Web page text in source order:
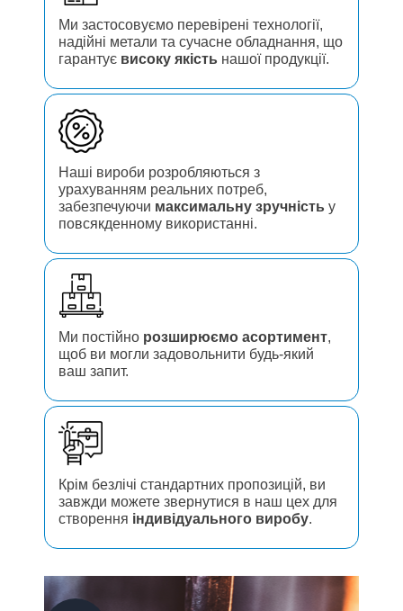
Ми застосовуємо перевірені технології,
надійні метали та сучасне обладнання, що
гарантує високу якість нашої продукції.
Наші вироби розробляються з
урахуванням реальних потреб,
забезпечуючи максимальну зручність у
повсякденному використанні.
Ми постійно розширюємо асортимент,
щоб ви могли задовольнити будь-який
ваш запит.
Крім безлічі стандартних пропозицій, ви
завжди можете звернутися в наш цех для
створення індивідуального виробу.